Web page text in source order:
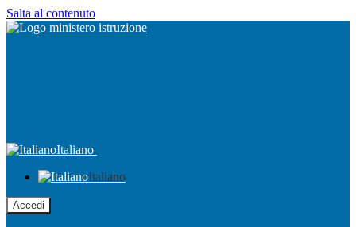
Salta al contenuto
Italiano
Italiano
Accedi